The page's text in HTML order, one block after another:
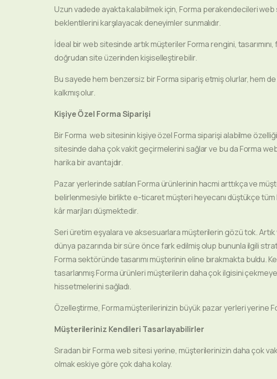
Uzun vadede ayakta kalabilmek için, Forma perakendecileri
beklentilerini karşılayacak deneyimler sunmalıdır.
İdeal bir web sitesinde artık müşteriler Forma rengini,
doğrudan site üzerinden kişiselleştirebilir.
Bu sayede hem benzersiz bir Forma sipariş etmiş olurlar, hem
kalkmış olur.
Kişiye Özel FormaSiparişi
Bir Forma web sitesinin kişiye özel Forma siparişi alabilme
sitesinde daha çok vakit geçirmelerini sağlar ve bu da Forma
harika bir avantajdır.
Pazar yerlerinde satılan Forma ürünlerinin hacmi arttıkça ve
belirlenmesiyle birlikte e-ticaret müşteri heyecanı düştükçe tüm
kâr marjları düşmektedir.
Seri üretim eşyalara ve aksesuarlara müşterilerin gözü tok. Artık
dünya pazarında bir süre önce fark edilmiş olup bununla ilgili
Forma sektöründe tasarımı müşterinin eline bırakmakta buldu.
tasarlanmış Forma ürünleri müşterilerin daha çok ilgisini
hissetmelerini sağladı.
Özelleştirme, Forma müşterilerinizin büyük pazar yerleri yerine
Müşterileriniz Kendileri Tasarlayabilirler
Sıradan bir Forma web sitesi yerine, müşterilerinizin daha çok
olmak eskiye göre çok daha kolay.